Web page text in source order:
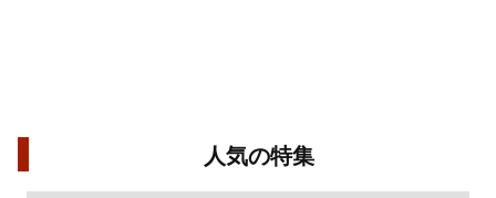
人気の特集